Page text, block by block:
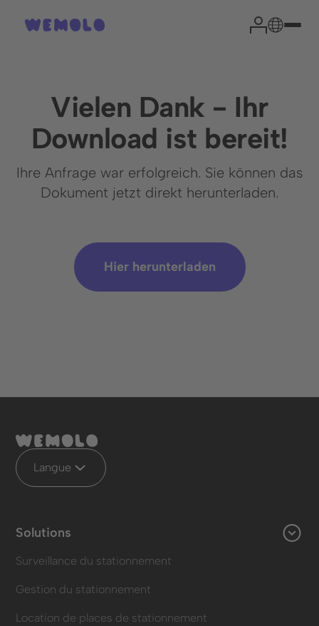
Vielen Dank - Ihr
Download ist bereit!
Ihre Anfrage war erfolgreich. Sie können das
Dokument jetzt direkt herunterladen.
Hier herunterladen
Langue
Solutions
Surveillance du stationnement
Gestion du stationnement
Location de places de stationnement